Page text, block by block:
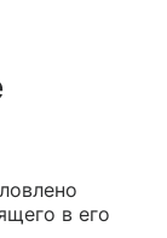
в его